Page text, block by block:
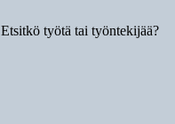
Etsitkö työtä tai työntekijää?